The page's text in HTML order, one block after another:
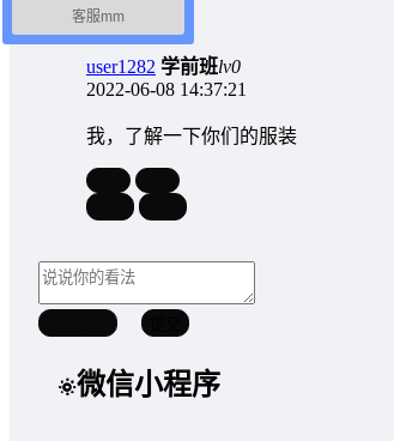
user1282 学前班lv0
2022-06-08 14:37:21
我，了解一下你们的服装
微信小程序
客服mm